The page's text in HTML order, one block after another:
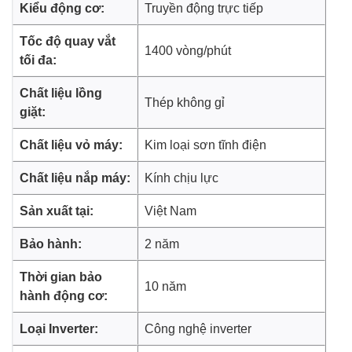
*Hình ảnh chỉ mang tính chất minh họa
Khối lượng giặt và chương trình giặt
Máy giặt LGnày có khối lượng giặt là 10 kg nên phù hợp
với gia đình từ 5 - 7 người.
- Được trang bị 14 chương trình giặt nhằm đáp ứng tối đa
các nhu cầu giặt khác nhau cụ thể: chu trình tải về,
TurboWash 59, vải bông, vải bông +, giặt hơi nước đồ trẻ
em, giặt ngừa dị ứng, giặt nhanh 14 phút, giặt nhẹ, giặt tay
+ đồ len, vệ sinh lồng giặt, đồ hỗn hợp, đồ thể thao, đồ tinh
xảo, giặt ga giường.
*Hình ảnh chỉ mang tính chất minh họa
Công nghệ giặt đặc biệt
Kiểu động cơ: Truyền động trực tiếp
Tốc độ quay vắt
tối đa:
1400 vòng/phút
Chất liệu lồng
giặt:
Thép không gỉ
Chất liệu vỏ máy: Kim loại sơn tĩnh điện
Chất liệu nắp máy: Kính chịu lực
Sản xuất tại: Việt Nam
Bảo hành: 2 năm
Thời gian bảo
hành động cơ:
10 năm
Loại Inverter: Công nghệ inverter